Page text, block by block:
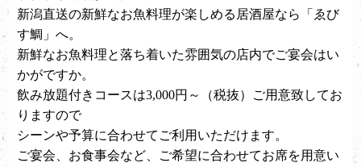
新潟直送の新鮮なお魚料理が楽しめる居酒屋なら「ゑび
す鯛」へ。
新鮮なお魚料理と落ち着いた雰囲気の店内でご宴会はい
かがですか。
飲み放題付きコースは3,000円～（税抜）ご用意致してお
りますので
シーンや予算に合わせてご利用いただけます。
ご宴会、お食事会など、ご希望に合わせてお席を用意い